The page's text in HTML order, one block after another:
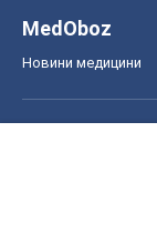
MedOboz
Новини медицини